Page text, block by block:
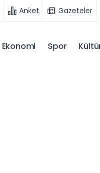
Anket Gazeteler
Ekonomi Spor